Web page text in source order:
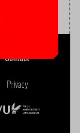
Contact
Privacy